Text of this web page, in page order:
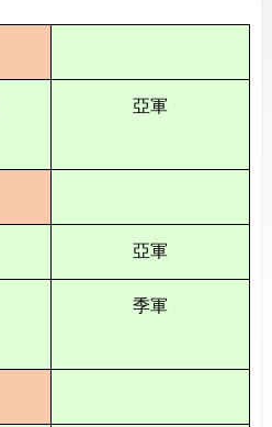
亞軍
亞軍
季軍